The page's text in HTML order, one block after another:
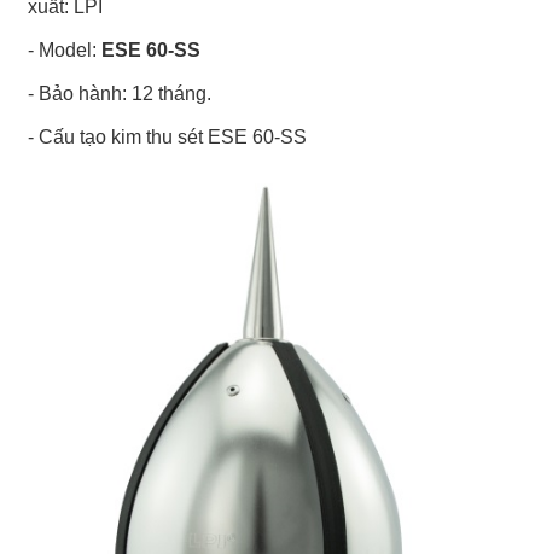
xuất: LPI
- Model: ESE 60-SS
- Bảo hành: 12 tháng.
- Cấu tạo kim thu sét ESE 60-SS